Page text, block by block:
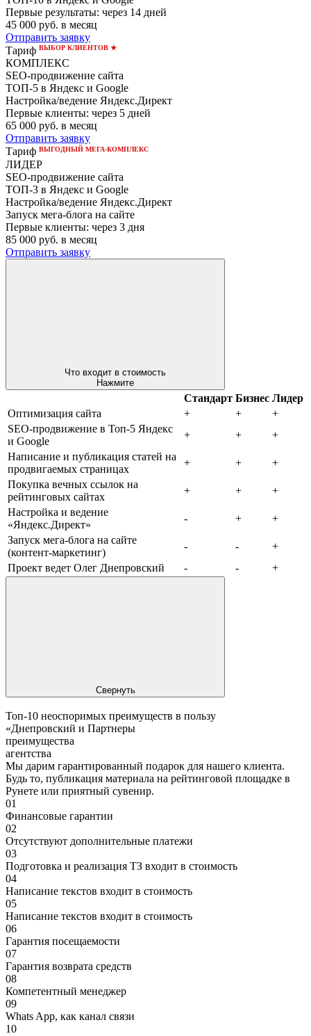
Первые результаты: через 14 дней
45 000 руб. в месяц
Отправить заявку
Тариф ВЫБОР КЛИЕНТОВ ★
КОМПЛЕКС
SEO-продвижение сайта
ТОП-5 в Яндекс и Google
Настройка/ведение Яндекс.Директ
Первые клиенты: через 5 дней
65 000 руб. в месяц
Отправить заявку
Тариф ВЫГОДНЫЙ МЕГА-КОМПЛЕКС
ЛИДЕР
SEO-продвижение сайта
ТОП-3 в Яндекс и Google
Настройка/ведение Яндекс.Директ
Запуск мега-блога на сайте
Первые клиенты: через 3 дня
85 000 руб. в месяц
Отправить заявку
Что входит в стоимость
Нажмите
Стандарт Бизнес Лидер
Оптимизация сайта
+ +
+
SEO-продвижение в Топ-5 Яндекс
и Google
+ +
+
Написание и публикация статей на
продвигаемых страницах
+ +
+
Покупка вечных ссылок на
рейтинговых сайтах
+ +
+
Настройка и ведение
«Яндекс.Директ»
- +
+
Запуск мега-блога на сайте
(контент-маркетинг)
- -
+
Проект ведет Олег Днепровский
- - +
Свернуть
Топ-10 неоспоримых преимуществ в пользу
«Днепровский и Партнеры
преимущества
агентства
Мы дарим гарантированный подарок для нашего клиента.
Будь то, публикация материала на рейтинговой площадке в
Рунете или приятный сувенир.
01
Финансовые гарантии
02
Отсутствуют дополнительные платежи
03
Подготовка и реализация ТЗ входит в стоимость
04
Написание текстов входит в стоимость
05
Написание текстов входит в стоимость
06
Гарантия посещаемости
07
Гарантия возврата средств
08
Компетентный менеджер
09
Whats App, как канал связи
10